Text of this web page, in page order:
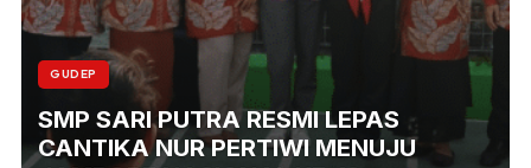
GUDEP
SMP SARI PUTRA RESMI LEPAS
CANTIKA NUR PERTIWI MENUJU